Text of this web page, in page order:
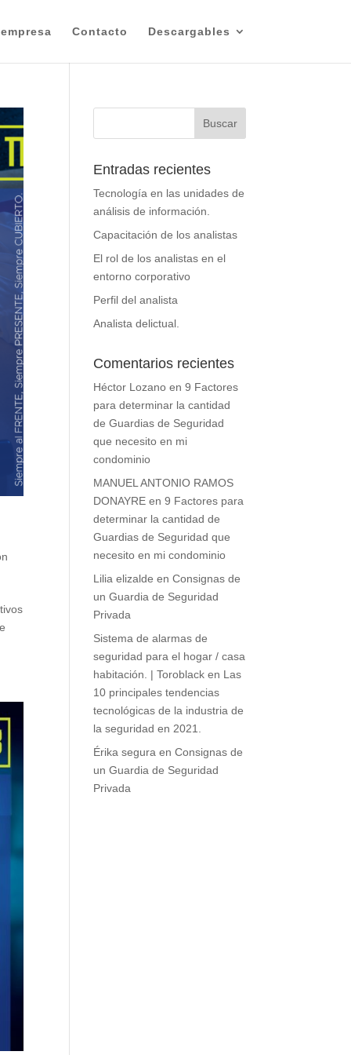
Contacto Descargables
Entradas recientes
Tecnología en las unidades de
análisis de información.
Capacitación de los analistas
El rol de los analistas en el
entorno corporativo
Perfil del analista
Analista delictual.
Comentarios recientes
Héctor Lozano en9 Factores
para determinar la cantidad
de Guardias de Seguridad
que necesito en mi
condominio
MANUEL ANTONIO RAMOS
DONAYRE en9 Factores para
determinar la cantidad de
Guardias de Seguridad que
necesito en mi condominio
Lilia elizalde enConsignas de
un Guardia de Seguridad
Privada
Sistema de alarmas de
seguridad para el hogar / casa
habitación. | Toroblack en Las
10 principales tendencias
tecnológicas de la industria de
la seguridad en 2021.
Érika segura enConsignas de
un Guardia de Seguridad
Privada